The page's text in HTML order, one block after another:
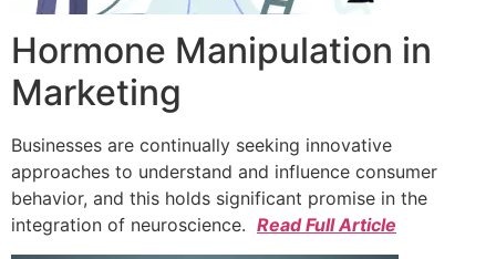
Hormone Manipulation in
Marketing
Businesses are continually seeking innovative
approaches to understand and influence consumer
behavior, and this holds significant promise in the
integration of neuroscience. Read Full Article